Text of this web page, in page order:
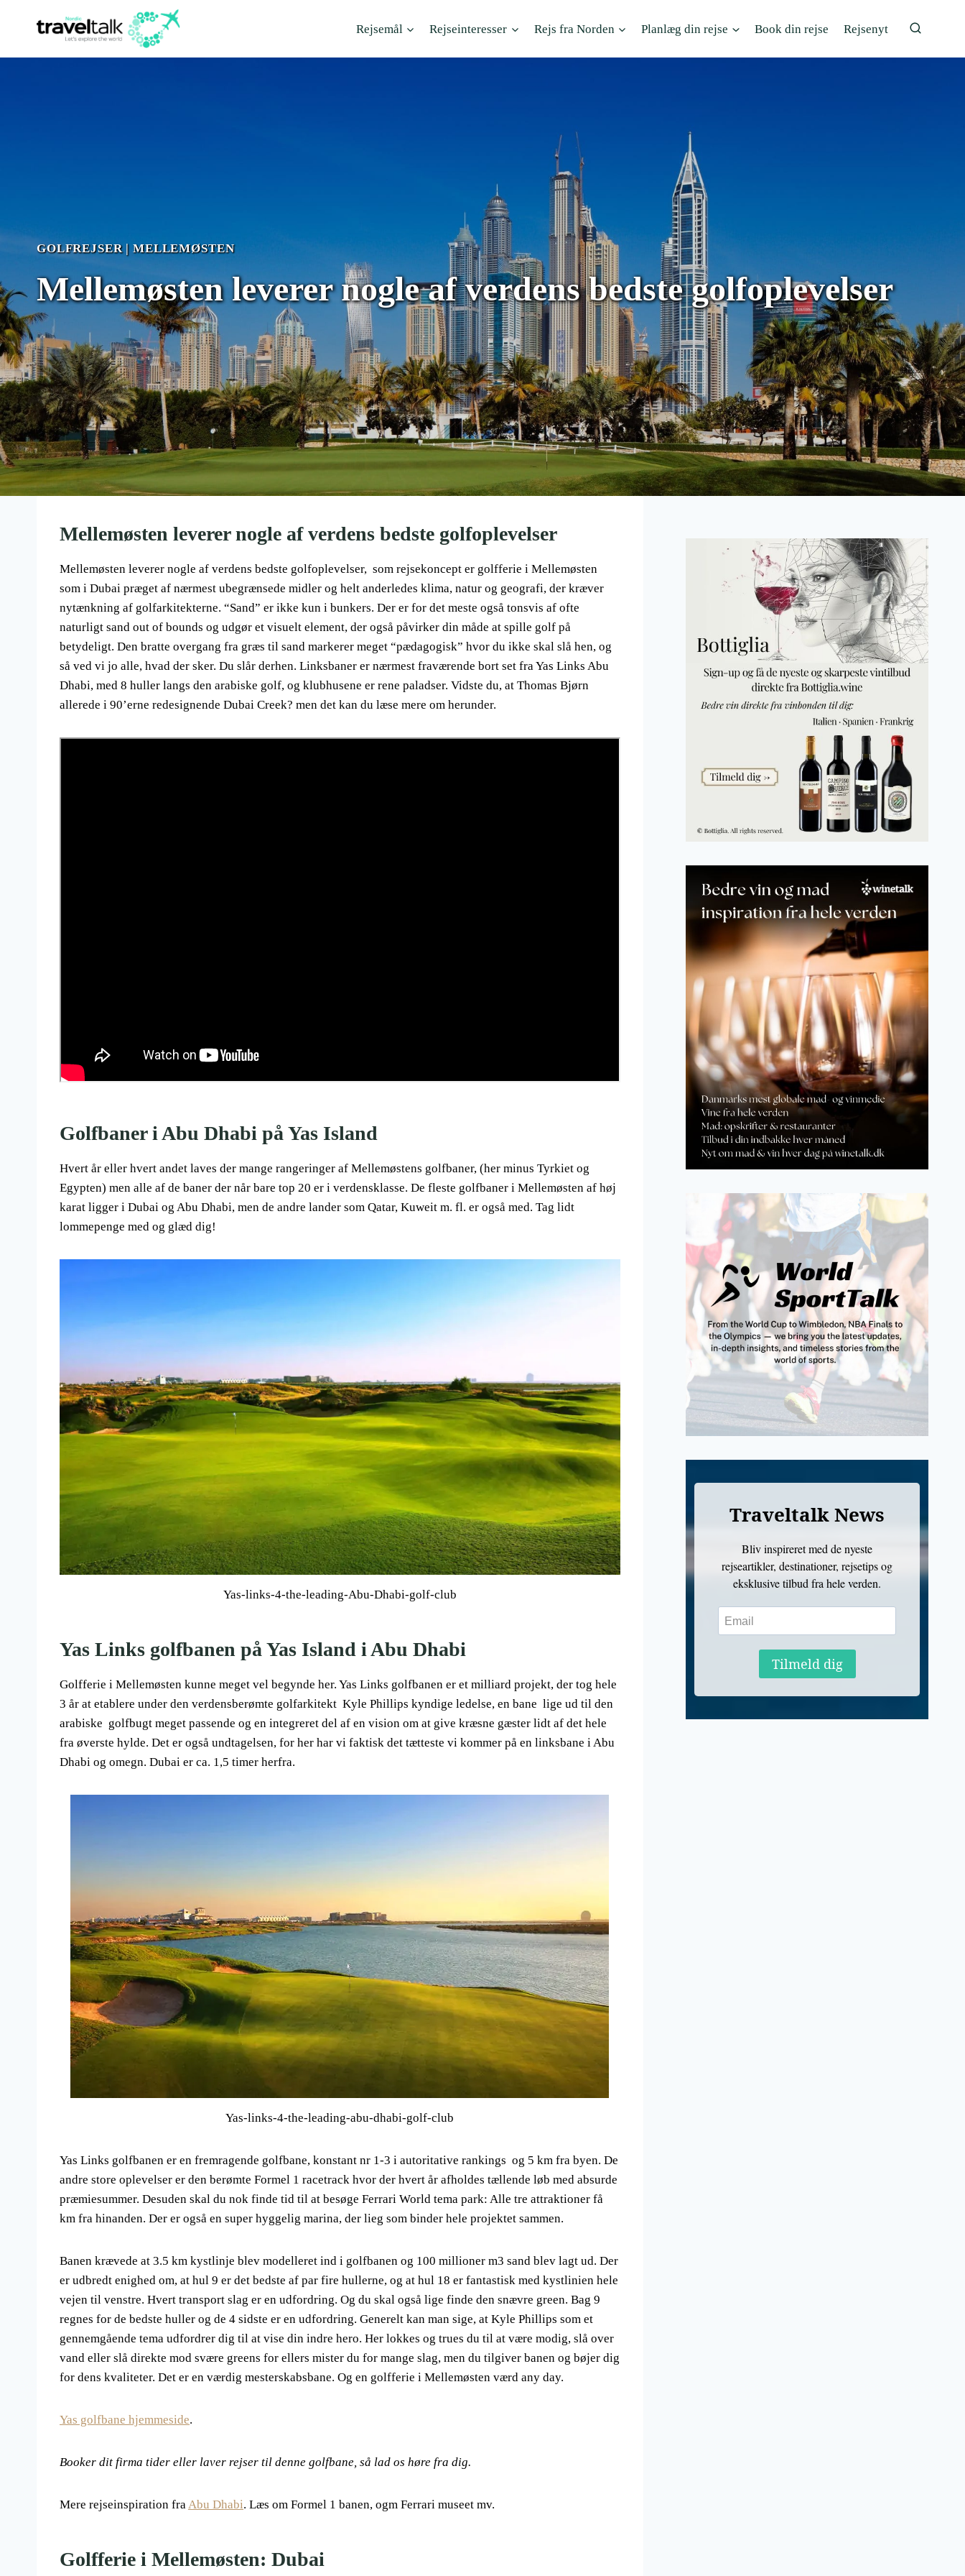
Rejsemål Rejseinteresser Rejs fra Norden Planlæg din rejse Book din rejse Rejsenyt
GOLFREJSER|MELLEMØSTEN
Mellemøsten leverer nogle af verdens bedste golfoplevelser
Mellemøsten leverer nogle af verdens bedste golfoplevelser
Mellemøsten leverer nogle af verdens bedste golfoplevelser, som rejsekoncept er golfferie i Mellemøsten
som i Dubai præget af nærmest ubegrænsede midler og helt anderledes klima, natur og geografi, der kræver
nytænkning af golfarkitekterne. “Sand” er ikke kun i bunkers. Der er for det meste også tonsvis af ofte
naturligt sand out of bounds og udgør et visuelt element, der også påvirker din måde at spille golf på
betydeligt. Den bratte overgang fra græs til sand markerer meget “pædagogisk” hvor du ikke skal slå hen, og
så ved vi jo alle, hvad der sker. Du slår derhen. Linksbaner er nærmest fraværende bort set fra Yas Links Abu
Dhabi, med 8 huller langs den arabiske golf, og klubhusene er rene paladser. Vidste du, at Thomas Bjørn
allerede i 90’erne redesignende Dubai Creek? men det kan du læse mere om herunder.
Golfbaner i Abu Dhabi på Yas Island
Hvert år eller hvert andet laves der mange rangeringer af Mellemøstens golfbaner, (her minus Tyrkiet og
Egypten) men alle af de baner der når bare top 20 er i verdensklasse. De fleste golfbaner i Mellemøsten af høj
karat ligger i Dubai og Abu Dhabi, men de andre lander som Qatar, Kuweit m. fl. er også med. Tag lidt
lommepenge med og glæd dig!
Yas-links-4-the-leading-Abu-Dhabi-golf-club
Yas Links golfbanen på Yas Island i Abu Dhabi
Golfferie i Mellemøsten kunne meget vel begynde her. Yas Links golfbanen er et milliard projekt, der tog hele
3 år at etablere under den verdensberømte golfarkitekt Kyle Phillips kyndige ledelse, en bane lige ud til den
arabiske golfbugt meget passende og en integreret del af en vision om at give kræsne gæster lidt af det hele
fra øverste hylde. Det er også undtagelsen, for her har vi faktisk det tætteste vi kommer på en linksbane i Abu
Dhabi og omegn. Dubai er ca. 1,5 timer herfra.
Yas-links-4-the-leading-abu-dhabi-golf-club
Yas Links golfbanen er en fremragende golfbane, konstant nr 1-3 i autoritative rankings og 5 km fra byen. De
andre store oplevelser er den berømte Formel 1 racetrack hvor der hvert år afholdes tællende løb med absurde
præmiesummer. Desuden skal du nok finde tid til at besøge Ferrari World tema park: Alle tre attraktioner få
km fra hinanden. Der er også en super hyggelig marina, der lieg som binder hele projektet sammen.
Banen krævede at 3.5 km kystlinje blev modelleret ind i golfbanen og 100 millioner m3 sand blev lagt ud. Der
er udbredt enighed om, at hul 9 er det bedste af par fire hullerne, og at hul 18 er fantastisk med kystlinien hele
vejen til venstre. Hvert transport slag er en udfordring. Og du skal også lige finde den snævre green. Bag 9
regnes for de bedste huller og de 4 sidste er en udfordring. Generelt kan man sige, at Kyle Phillips som et
gennemgående tema udfordrer dig til at vise din indre hero. Her lokkes og trues du til at være modig, slå over
vand eller slå direkte mod svære greens for ellers mister du for mange slag, men du tilgiver banen og bøjer dig
for dens kvaliteter. Det er en værdig mesterskabsbane. Og en golfferie i Mellemøsten værd any day.
Yas golfbane hjemmeside.
Booker dit firma tider eller laver rejser til denne golfbane, så lad os høre fra dig.
Mere rejseinspiration fra Abu Dhabi. Læs om Formel 1 banen, ogm Ferrari museet mv.
Golfferie i Mellemøsten: Dubai
Traveltalk News
Bliv inspireret med de nyeste
rejseartikler, destinationer, rejsetips og
eksklusive tilbud fra hele verden.
Tilmeld dig